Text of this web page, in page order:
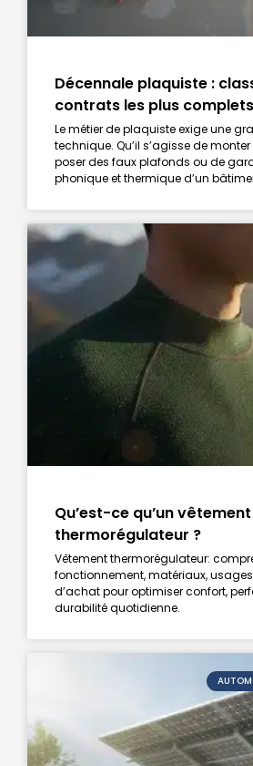
Décennale plaquiste :
contrats les plus
Le métier de plaquiste exige une
technique. Qu’il s’agisse de
poser des faux plafonds ou de
phonique et thermique d’un
Qu’est-ce qu’un vêtement
thermorégulateur ?
Vêtement thermorégulateur:
fonctionnement, matériaux,
d’achat pour optimiser confort,
durabilité quotidienne.